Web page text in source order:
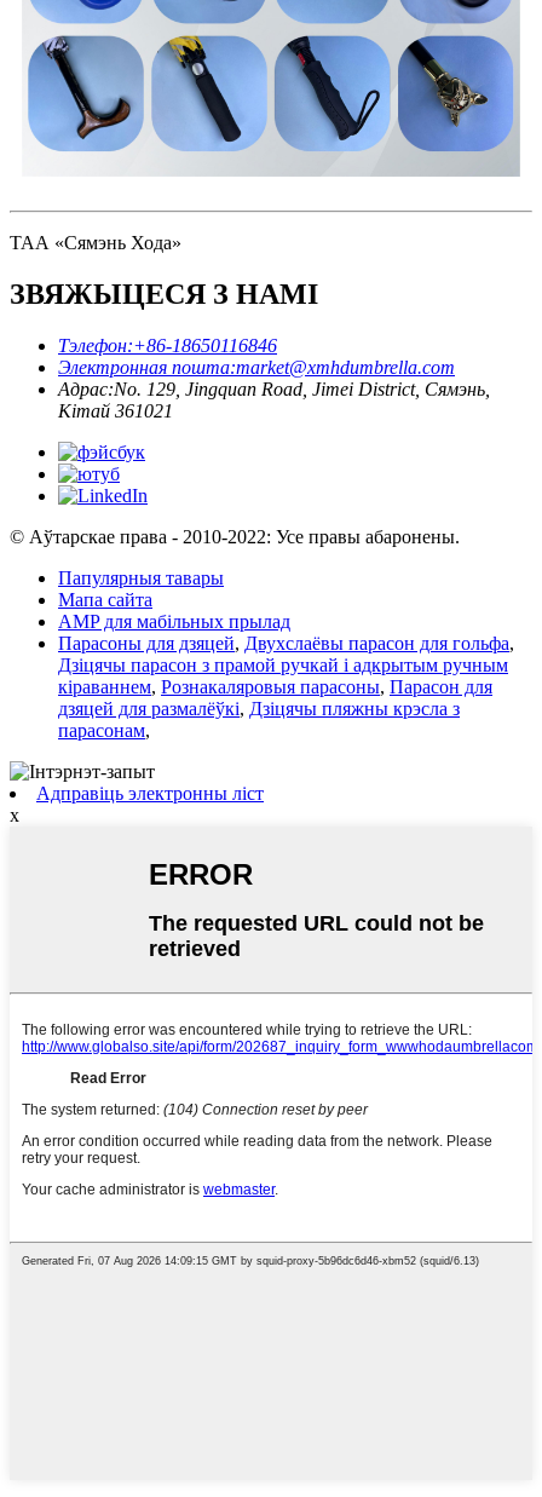
ТАА «Сямэнь Хода»
ЗВЯЖЫЦЕСЯ З НАМІ
Тэлефон:+86-18650116846
Электронная пошта:market@xmhdumbrella.com
Адрас:No. 129, Jingquan Road, Jimei District, Сямэнь,
Кітай 361021
© Аўтарскае права - 2010-2022: Усе правы абаронены.
Папулярныя тавары
Мапа сайта
AMP для мабільных прылад
Парасоны для дзяцей, Двухслаёвы парасон для гольфа,
Дзіцячы парасон з прамой ручкай і адкрытым ручным
кіраваннем, Рознакаляровыя парасоны, Парасон для
дзяцей для размалёўкі, Дзіцячы пляжны крэсла з
парасонам,
Адправіць электронны ліст
x